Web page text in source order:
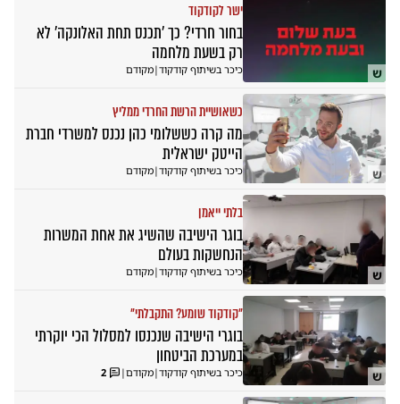
ש
ישר לקודקוד
בחור חרדי? כך 'תכנס תחת האלונקה' לא
רק בשעת מלחמה
כיכר בשיתוף קודקוד|מקודם
ש
כשאושיית הרשת החרדי ממליץ
מה קרה כששלומי כהן נכנס למשרדי חברת
הייטק ישראלית
כיכר בשיתוף קודקוד|מקודם
ש
בלתי ייאמן
בוגר הישיבה שהשיג את אחת המשרות
הנחשקות בעולם
כיכר בשיתוף קודקוד|מקודם
ש
"קודקוד שומע? התקבלתי"
בוגרי הישיבה שנכנסו למסלול הכי יוקרתי
במערכת הביטחון
כיכר בשיתוף קודקוד|מקודם|
2